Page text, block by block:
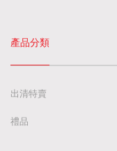
產品分類
出清特賣
禮品